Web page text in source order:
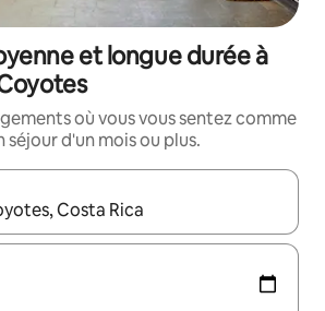
et longue durée à
où vous vous sentez comme
séjour d'un mois ou plus.
s'affichent, utilisez les flèches vers le